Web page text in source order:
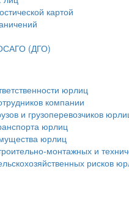
картой
(ДГО)
юрлиц
компании
и грузоперевозчиков
юрлиц
юрлиц
монтажных и
рисков